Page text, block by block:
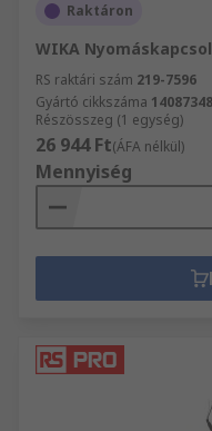
Raktáron
WIKA
RS raktári szám 219-7596
Gyártó cikkszáma 14087348
Részösszeg (1 egység)
26 944 Ft(ÁFA nélkül)
Mennyiség